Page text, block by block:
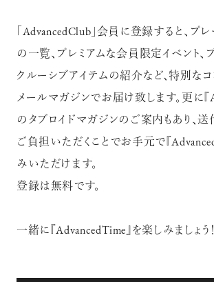
「AdvancedClub」会員に登録すると、プ
の一覧、プレミアムな会員限定イベント、
クルーシブアイテムの紹介など、特別な
メールマガジンでお届け致します。更に『
のタブロイドマガジンのご案内もあり、
ご負担いただくことでお手元で『
みいただけます。
登録は無料です。
一緒に『AdvancedTime』を楽しみましょう！